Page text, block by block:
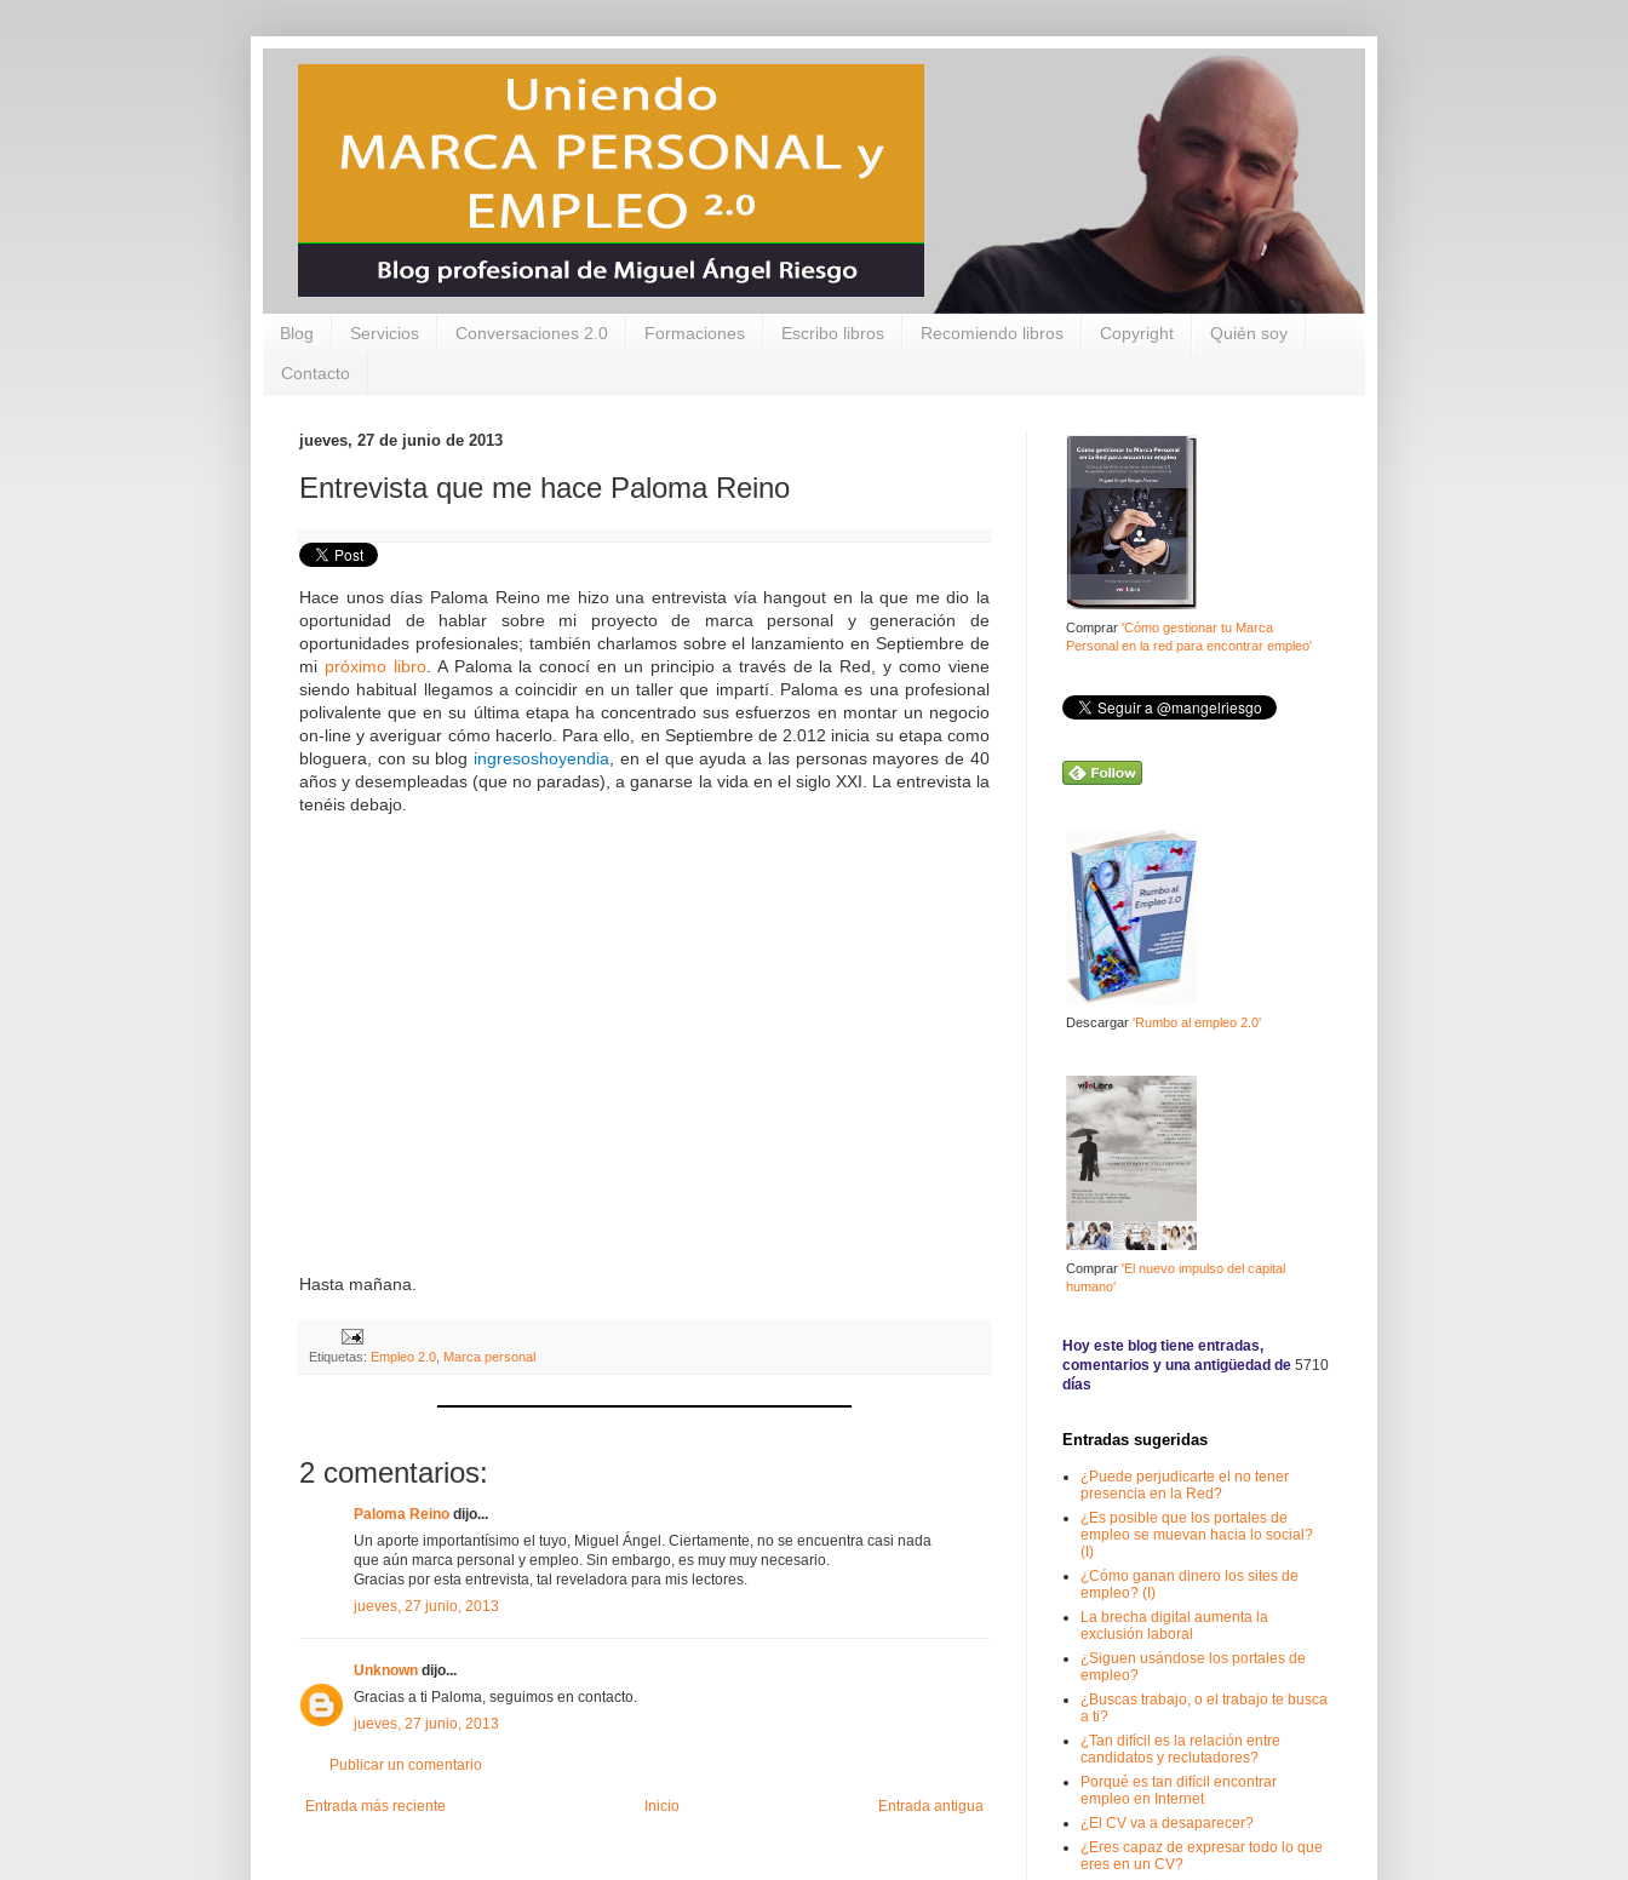
Blog Servicios Conversaciones 2.0 Formaciones Escribo libros Recomiendo libros Copyright Quién soy
Contacto
jueves, 27 de junio de 2013
Entrevista que me hace Paloma Reino
Hace unos días Paloma Reino me hizo una entrevista vía hangout en la que me dio la
oportunidad de hablar sobre mi proyecto de marca personal y generación de
oportunidades profesionales; también charlamos sobre el lanzamiento en Septiembre de
mi próximo libro. A Paloma la conocí en un principio a través de la Red, y como viene
siendo habitual llegamos a coincidir en un taller que impartí. Paloma es una profesional
polivalente que en su última etapa ha concentrado sus esfuerzos en montar un negocio
on-line y averiguar cómo hacerlo. Para ello, en Septiembre de 2.012 inicia su etapa como
bloguera, con su blog ingresoshoyendia , en el que ayuda a las personas mayores de 40
años y desempleadas (que no paradas), a ganarse la vida en el siglo XXI. La entrevista la
tenéis debajo.
Hasta mañana.
Etiquetas: Empleo 2.0 Marca personal
2 comentarios:
Paloma Reino dijo...
Un aporte importantísimo el tuyo, Miguel Ángel. Ciertamente, no se encuentra casi nada
que aún marca personal y empleo. Sin embargo, es muy muy necesario.
Gracias por esta entrevista, tal reveladora para mis lectores.
jueves, 27 junio, 2013
Unknown dijo...
Gracias a ti Paloma, seguimos en contacto.
jueves, 27 junio, 2013
Publicar un comentario
Entrada más reciente Entrada antigua
Inicio
Comprar 'Cómo gestionar tu Marca
Personal en la red para encontrar empleo'
Descargar 'Rumbo al empleo 2.0'
Comprar 'El nuevo impulso del capital
humano'
Hoy este blog tiene entradas,
comentarios y una antigüedad de 5710
días
Entradas sugeridas
¿Puede perjudicarte el no tener
presencia en la Red?
¿Es posible que los portales de
empleo se muevan hacia lo social?
(I)
¿Cómo ganan dinero los sites de
empleo? (I)
La brecha digital aumenta la
exclusión laboral
¿Siguen usándose los portales de
empleo?
¿Buscas trabajo, o el trabajo te busca
a ti?
¿Tan difícil es la relación entre
candidatos y reclutadores?
Porqué es tan difícil encontrar
empleo en Internet
¿El CV va a desaparecer?
¿Eres capaz de expresar todo lo que
eres en un CV?